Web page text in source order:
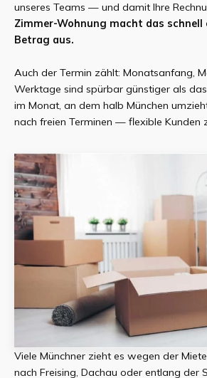
unseres Teams — und damit Ihre
Zimmer-Wohnung macht das schnell
Betrag aus.
Auch der Termin zählt: Monatsanfang,
Werktage sind spürbar günstiger als
im Monat, an dem halb München
nach freien Terminen — flexible Kunden
Viele Münchner zieht es wegen der
nach Freising, Dachau oder entlang der